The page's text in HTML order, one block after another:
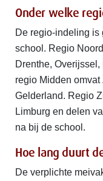
Onder welke
De regio-indeling is
school. Regio
Drenthe,
regio Midden
Gelderland. Regio
Limburg en delen
na bij de school.
Hoe lang duurt
De verplichte